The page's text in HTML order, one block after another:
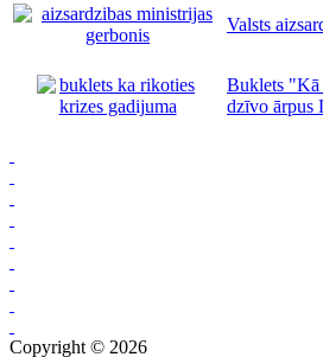
Valsts
Buklets "Kā
dzīvo ārpus
Copyright © 2026